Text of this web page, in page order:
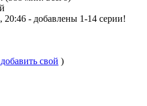
20:46 - добавлены 1-14 серии!
добавить свой )